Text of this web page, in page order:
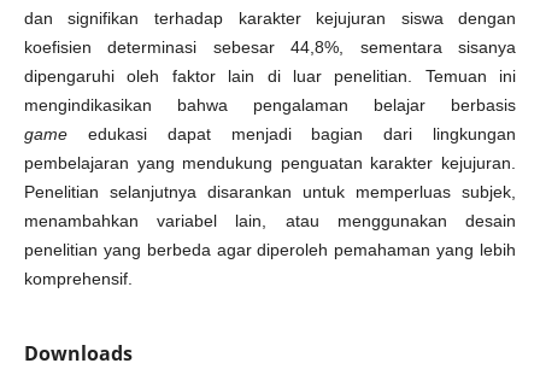
dan signifikan terhadap karakter kejujuran siswa dengan
koefisien determinasi sebesar 44,8%, sementara sisanya
dipengaruhi oleh faktor lain di luar penelitian. Temuan ini
mengindikasikan bahwa pengalaman belajar berbasis
gameedukasi dapat menjadi bagian dari lingkungan
pembelajaran yang mendukung penguatan karakter kejujuran.
Penelitian selanjutnya disarankan untuk memperluas subjek,
menambahkan variabel lain, atau menggunakan desain
penelitian yang berbeda agar diperoleh pemahaman yang lebih
komprehensif.
Downloads